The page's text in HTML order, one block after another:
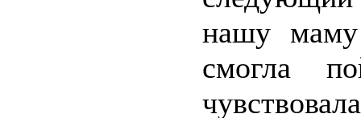
нашу
смогла